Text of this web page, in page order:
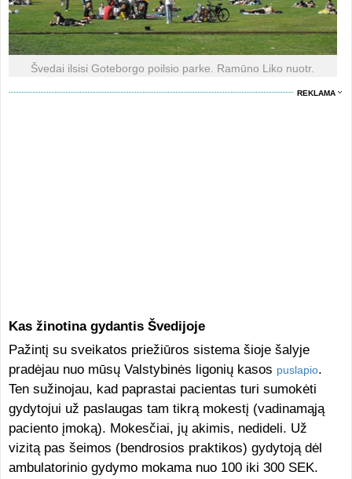
Švedai ilsisi Goteborgo poilsio parke. Ramūno Liko nuotr.
REKLAMA
Kas žinotina gydantis Švedijoje
Pažintį su sveikatos priežiūros sistema šioje šalyje
pradėjau nuo mūsų Valstybinės ligonių kasos puslapio.
Ten sužinojau, kad paprastai pacientas turi sumokėti
gydytojui už paslaugas tam tikrą mokestį (vadinamąją
paciento įmoką). Mokesčiai, jų akimis, nedideli. Už
vizitą pas šeimos (bendrosios praktikos) gydytoją dėl
ambulatorinio gydymo mokama nuo 100 iki 300 SEK.